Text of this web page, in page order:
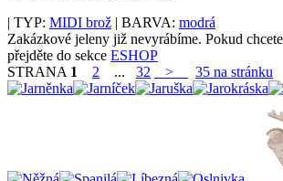
| TYP: MIDI brož | BARVA: modrá
Zakázkové jeleny již nevyrábíme. Pokud
přejděte do sekce ESHOP
STRANA 1 2 ... 32 > 35 na stránku